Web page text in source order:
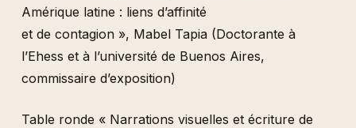
Amérique latine : liens d’affinité
et de contagion », Mabel Tapia (Doctorante à
l’Ehess et à l’université de Buenos Aires,
commissaire d’exposition)
Table ronde « Narrations visuelles et écriture de